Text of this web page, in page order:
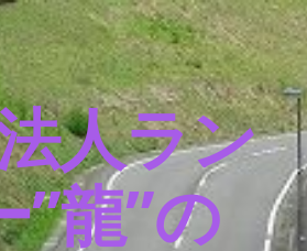
人ラン
”龍”の